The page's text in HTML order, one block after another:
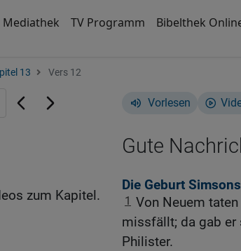
Mediathek TV Programm Bibelthek
13 Vers 12
Vorlesen
Gute
Die Geburt
1 Von Neuem
missfällt; da gab er
Philister.
zum Kapitel.